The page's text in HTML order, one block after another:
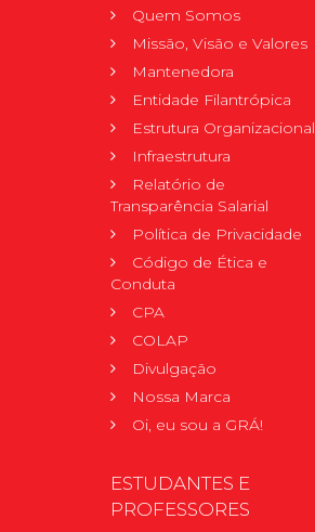
Quem Somos
Missão, Visão e Valores
Mantenedora
Entidade Filantrópica
Estrutura Organizacional
Infraestrutura
Relatório de
Transparência Salarial
Política de Privacidade
Código de Ética e
Conduta
CPA
COLAP
Divulgação
Nossa Marca
Oi, eu sou a GRÁ!
ESTUDANTES E
PROFESSORES